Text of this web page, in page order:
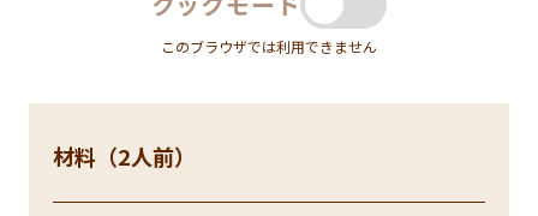
このブラウザでは利用できません
材料（2人前）